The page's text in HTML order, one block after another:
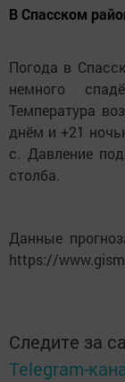
В Спасском
Погода в
немного
Температура
днём и +21
с. Давление
столба.
Данные
https://
Следите за
Telegram-